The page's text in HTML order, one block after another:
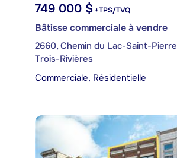
749 000 $ +TPS/TVQ
Bâtisse commerciale à vendre
2660, Chemin du Lac-Saint-Pierre
Trois-Rivières
Commerciale, Résidentielle